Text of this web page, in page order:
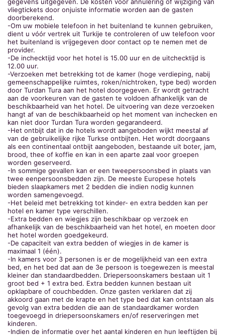
vliegtickets door onjuiste informatie worden aan de gasten
doorberekend.
-Om uw mobiele telefoon in het buitenland te kunnen gebruiken,
dient u vóór vertrek uit Turkije te controleren of uw telefoon voor
het buitenland is vrijgegeven door contact op te nemen met de
provider.
-De inchecktijd voor het hotel is 15.00 uur en de uitchecktijd is
12.00 uur.
-Verzoeken met betrekking tot de kamer (hoge verdieping, nabij
gemeenschappelijke ruimtes, roken/nichtroken, type bed) worden
door Turdan Tura aan het hotel doorgegeven. Er wordt getracht
aan de voorkeuren van de gasten te voldoen afhankelijk van de
beschikbaarheid van het hotel. De uitvoering van deze verzoeken
hangt af van de beschikbaarheid op het moment van inchecken en
kan niet door Turdan Tura worden gegarandeerd.
-Het ontbijt dat in de hotels wordt aangeboden wijkt meestal af
van de gebruikelijke rijke Turkse ontbijten. Het wordt doorgaans
als een continentaal ontbijt aangeboden, bestaande uit boter, jam,
brood, thee of koffie en kan in een aparte zaal voor groepen
worden geserveerd.
-In sommige gevallen kan er een tweepersoonsbed in plaats van
twee eenpersoonsbedden zijn. De meeste Europese hotels
bieden slaapkamers met 2 bedden die indien nodig kunnen
worden samengevoegd.
-Het beleid met betrekking tot kinder- en extra bedden kan per
hotel en kamer type verschillen.
-Extra bedden en wiegjes zijn beschikbaar op verzoek en
afhankelijk van de beschikbaarheid van het hotel, en moeten door
het hotel worden goedgekeurd.
-De capaciteit van extra bedden of wiegjes in de kamer is
maximaal 1 (één).
-In kamers voor 3 personen is er de mogelijkheid van een extra
bed, en het bed dat aan de 3e persoon is toegewezen is meestal
kleiner dan standaardbedden. Driepersoonskamers bestaan uit 1
groot bed + 1 extra bed. Extra bedden kunnen bestaan uit
opklapbare of couchbedden. Onze gasten verklaren dat zij
akkoord gaan met de krapte en het type bed dat kan ontstaan als
gevolg van extra bedden die aan de standaardkamer worden
toegevoegd in driepersoonskamers en/of reserveringen met
kinderen.
-Indien de informatie over het aantal kinderen en hun leeftijden bij